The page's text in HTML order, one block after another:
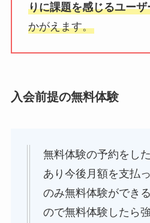
りに課題を感じるユーザ
かがえます。
入会前提の無料体験
無料体験の予約をし
あり今後月額を支払
のみ無料体験ができ
ので無料体験したら